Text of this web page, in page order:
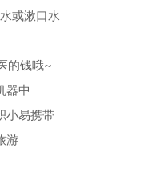
或漱口水
的钱哦~
器中
小易携带
游